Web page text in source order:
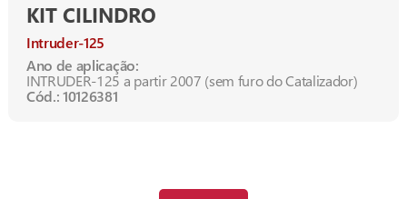
KIT CILINDRO
Intruder-125
Ano de aplicação:
INTRUDER-125 a partir 2007 (sem furo do Catalizador)
Cód.: 10126381